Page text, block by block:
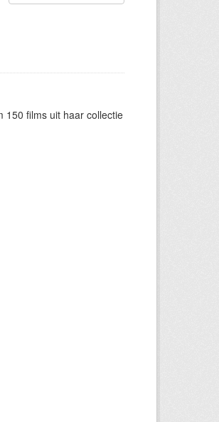
150 films uit haar collectie